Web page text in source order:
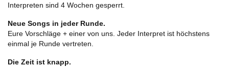
Interpreten sind 4 Wochen gesperrt.
Neue Songs in jeder Runde.
Eure Vorschläge + einer von uns. Jeder Interpret ist höchstens
einmal je Runde vertreten.
Die Zeit ist knapp.